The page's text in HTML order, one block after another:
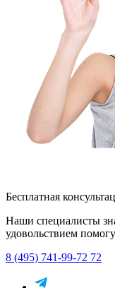
Бесплатная
Наши специалисты
удовольствием
8 (495) 741-99-72 72